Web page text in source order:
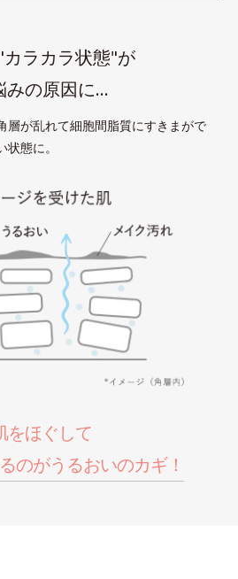
ラカラ状態"が
みの原因に…
層が乱れて細胞間脂質にすきまがで
態に。
をほぐして
のがうるおいのカギ！